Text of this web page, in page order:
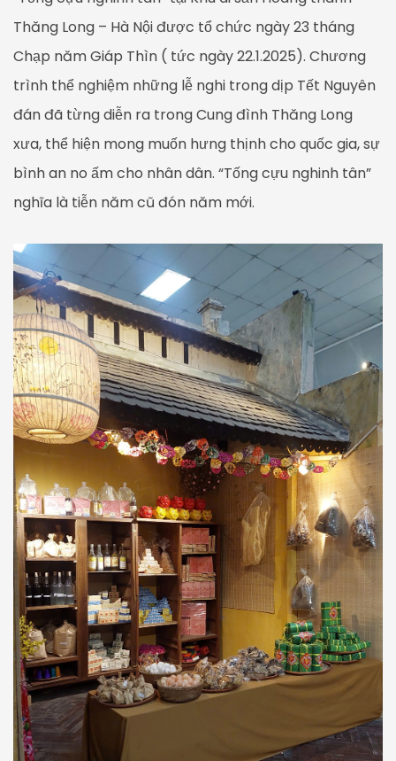
Thăng Long – Hà Nội được tổ chức ngày 23 tháng
Chạp năm Giáp Thìn ( tức ngày 22.1.2025). Chương
trình thể nghiệm những lễ nghi trong dịp Tết Nguyên
đán đã từng diễn ra trong Cung đình Thăng Long
xưa, thể hiện mong muốn hưng thịnh cho quốc gia, sự
bình an no ấm cho nhân dân. “Tống cựu nghinh tân”
nghĩa là tiễn năm cũ đón năm mới.